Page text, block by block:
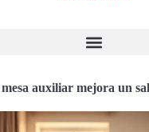
mesa auxiliar mejora un